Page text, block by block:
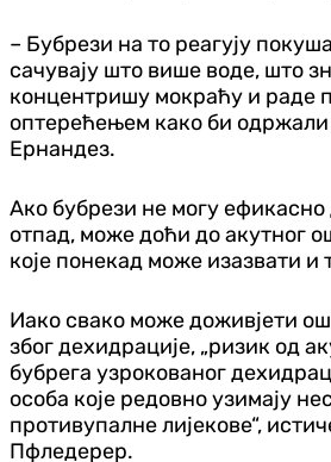
– Бубрези на то реагују
сачувају што више воде, што
концентришу мокраћу и раде
оптерећењем како би
Ернандез.
Ако бубрези не могу
отпад, може доћи до акутног
које понекад може изазвати и
Иако свако може доживјети
због дехидрације, „ризик од
бубрега узрокованог
особа које редовно узимају
противупалне лијекове“,
Пфледерер.